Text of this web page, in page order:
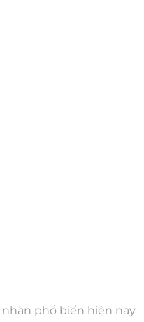
phổ biến hiện nay